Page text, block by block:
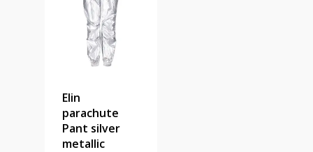
Elin
parachute
Pant silver
metallic